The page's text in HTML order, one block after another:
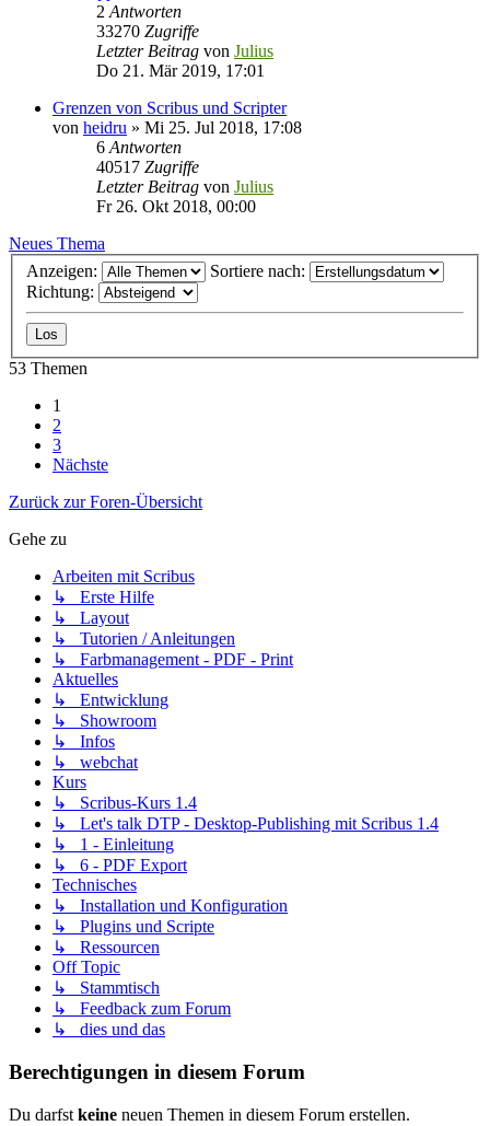
2 Antworten
33270 Zugriffe
Letzter Beitrag von Julius
Do 21. Mär 2019, 17:01
Grenzen von Scribus und Scripter
von heidru » Mi 25. Jul 2018, 17:08
6 Antworten
40517 Zugriffe
Letzter Beitrag von Julius
Fr 26. Okt 2018, 00:00
Neues Thema
Anzeigen:
Sortiere nach:
Richtung:
53 Themen
1
2
3
Nächste
Zurück zur Foren-Übersicht
Gehe zu
Arbeiten mit Scribus
↳ Erste Hilfe
↳ Layout
↳ Tutorien / Anleitungen
↳ Farbmanagement - PDF - Print
Aktuelles
↳ Entwicklung
↳ Showroom
↳ Infos
↳ webchat
Kurs
↳ Scribus-Kurs 1.4
↳ Let's talk DTP - Desktop-Publishing mit Scribus 1.4
↳ 1 - Einleitung
↳ 6 - PDF Export
Technisches
↳ Installation und Konfiguration
↳ Plugins und Scripte
↳ Ressourcen
Off Topic
↳ Stammtisch
↳ Feedback zum Forum
↳ dies und das
Berechtigungen in diesem Forum
Du darfst keine neuen Themen in diesem Forum erstellen.